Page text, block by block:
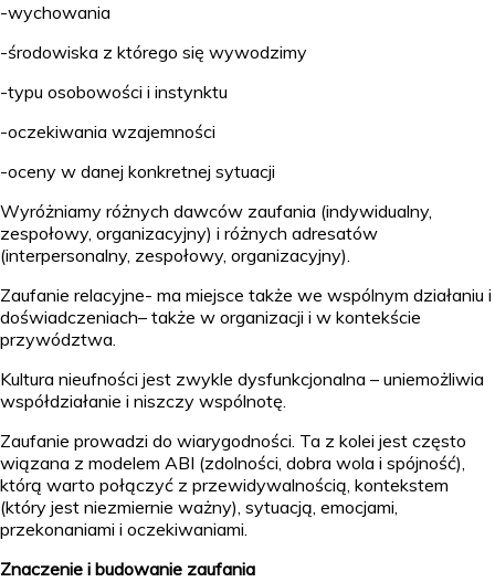
-wychowania
-środowiska z którego się wywodzimy
-typu osobowości i instynktu
-oczekiwania wzajemności
-oceny w danej konkretnej sytuacji
Wyróżniamy różnych dawców zaufania (indywidualny,
zespołowy, organizacyjny) i różnych adresatów
(interpersonalny, zespołowy, organizacyjny).
Zaufanie relacyjne- ma miejsce także we wspólnym działaniu i
doświadczeniach– także w organizacji i w kontekście
przywództwa.
Kultura nieufności jest zwykle dysfunkcjonalna – uniemożliwia
współdziałanie i niszczy wspólnotę.
Zaufanie prowadzi do wiarygodności. Ta z kolei jest często
wiązana z modelem ABI (zdolności, dobra wola i spójność),
którą warto połączyć z przewidywalnością, kontekstem
(który jest niezmiernie ważny), sytuacją, emocjami,
przekonaniami i oczekiwaniami.
Znaczenie i budowanie zaufania